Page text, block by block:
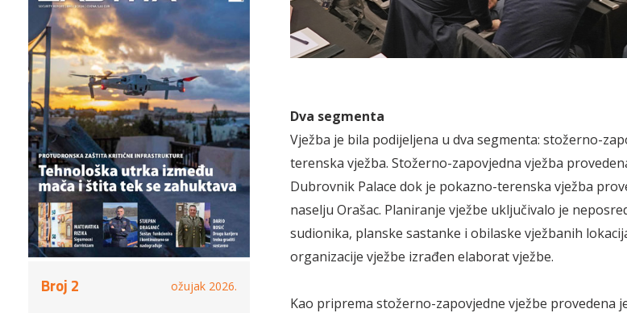
Broj 2 ožujak 2026.
Dva segmenta
Vježba je bila podijeljena u dva segmenta: stožerno-
terenska vježba. Stožerno-zapovjedna vježba
Dubrovnik Palace dok je pokazno-terenska vježba
naselju Orašac. Planiranje vježbe uključivalo je
sudionika, planske sastanke i obilaske vježbanih
organizacije vježbe izrađen elaborat vježbe.
Kao priprema stožerno-zapovjedne vježbe provedena